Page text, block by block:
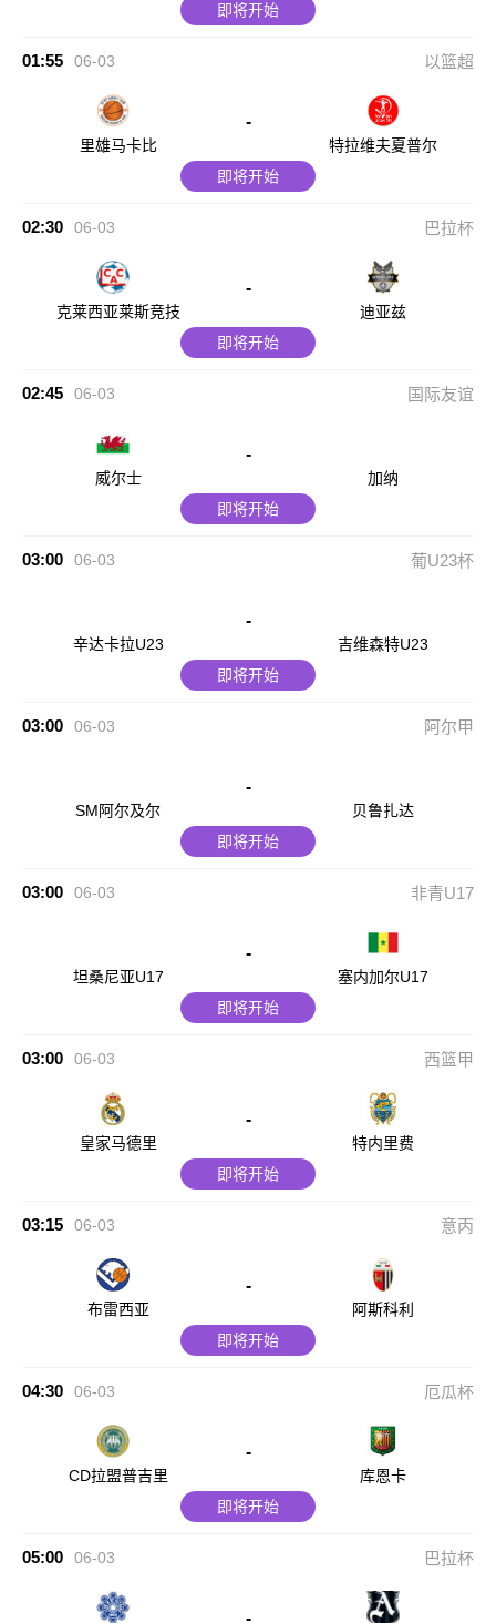
即将开始
01:55 06-03 以篮超
里雄马卡比
-
特拉维夫夏普尔
即将开始
02:30 06-03 巴拉杯
克莱西亚莱斯竞技
-
迪亚兹
即将开始
02:45 06-03 国际友谊
威尔士
-
加纳
即将开始
03:00 06-03 葡U23杯
辛达卡拉U23
-
吉维森特U23
即将开始
03:00 06-03 阿尔甲
SM阿尔及尔
-
贝鲁扎达
即将开始
03:00 06-03 非青U17
坦桑尼亚U17
-
塞内加尔U17
即将开始
03:00 06-03 西篮甲
皇家马德里
-
特内里费
即将开始
03:15 06-03 意丙
布雷西亚
-
阿斯科利
即将开始
04:30 06-03 厄瓜杯
CD拉盟普吉里
-
库恩卡
即将开始
05:00 06-03 巴拉杯
-